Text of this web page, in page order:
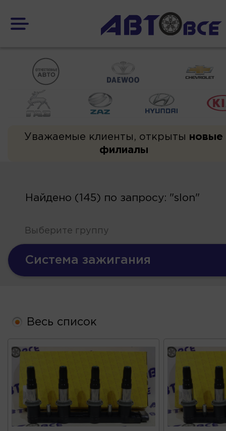
Уважаемые клиенты, открыты новые
филиалы
Найдено (145) по запросу: "slon"
Выберите группу
Система зажигания
Весь список